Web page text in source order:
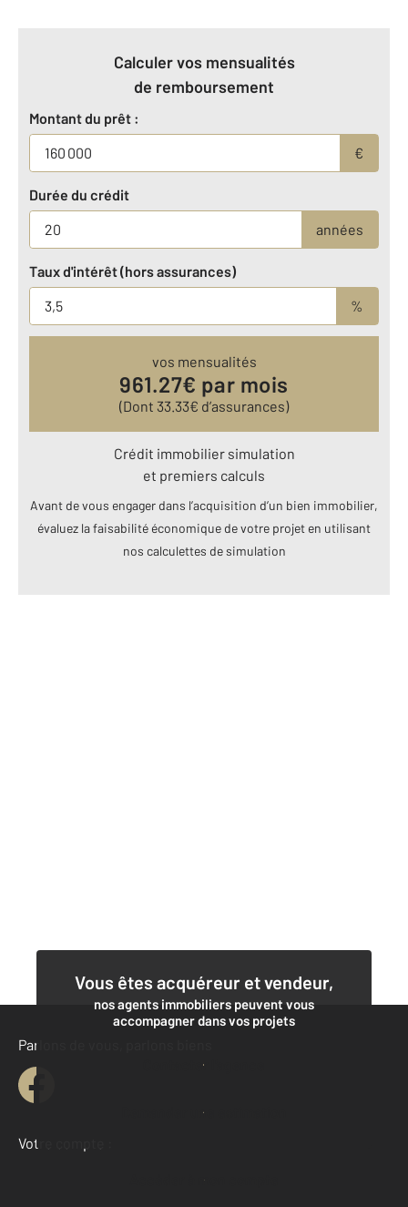
Calculer vos mensualités
de remboursement
Montant du prêt :
€
Durée du crédit
années
Taux d'intérêt (hors assurances)
%
vos mensualités
961.27€ par mois
(Dont 33.33€ d’assurances)
Crédit immobilier simulation
et premiers calculs
Avant de vous engager dans l’acquisition d’un bien immobilier,
évaluez la faisabilité économique de votre projet en utilisant
nos calculettes de simulation
Vous êtes acquéreur et vendeur,
nos agents immobiliers peuvent vous
accompagner dans vos projets
Contacter l'agence
Demander une estimation
Parlons de vous, parlons biens
Votre compte :
Accéder à mon compte